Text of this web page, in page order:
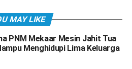
MAY LIKE
PNM Mekaar Mesin Jahit Tua
Menghidupi Lima Keluarga